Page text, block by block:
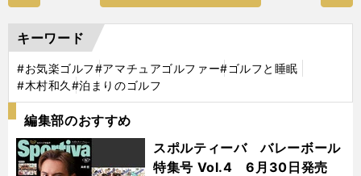
キーワード
#お気楽ゴルフ#アマチュアゴルファー#ゴルフと睡眠
#木村和久 #泊まりのゴルフ
編集部のおすすめ
スポルティーバ バレーボール
特集号 Vol.4 6月30日発売